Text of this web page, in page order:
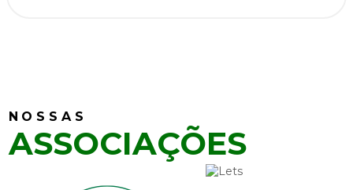
NOSSAS
ASSOCIAÇÕES